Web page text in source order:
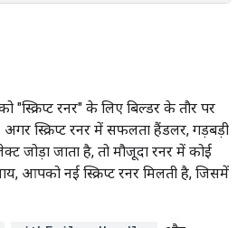
"स्क्रिप्ट रनर" के लिए बिल्डर के तौर पर
स्क्रिप्ट रनर में सफलता हैंडलर, गड़बड़ी
जोड़ा जाता है, तो मौजूदा रनर में कोई
आपको नई स्क्रिप्ट रनर मिलती है, जिसमें